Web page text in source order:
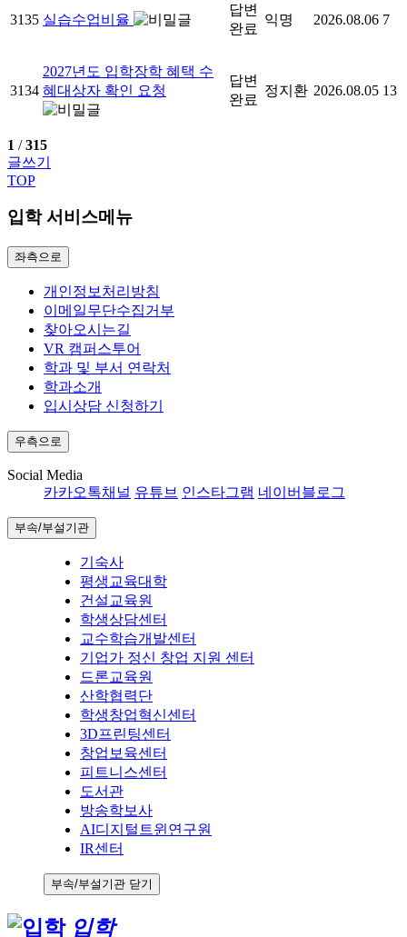
3135 실습수업비율
답변
완료
익명 2026.08.06 7
3134
2027년도 입학장학 혜택 수
혜대상자 확인 요청
답변
완료
정지환 2026.08.05 13
1 /315
글쓰기
TOP
입학 서비스메뉴
좌측으로
개인정보처리방침
이메일무단수집거부
찾아오시는길
VR 캠퍼스투어
학과 및 부서 연락처
학과소개
입시상담 신청하기
우측으로
Social Media
카카오톡채널 유튜브 인스타그램 네이버블로그
부속/부설기관
기숙사
평생교육대학
건설교육원
학생상담센터
교수학습개발센터
기업가 정신 창업 지원 센터
드론교육원
산학협력단
학생창업혁신센터
3D프린팅센터
창업보육센터
피트니스센터
도서관
방송학보사
AI디지털트윈연구원
IR센터
부속/부설기관 닫기
입학